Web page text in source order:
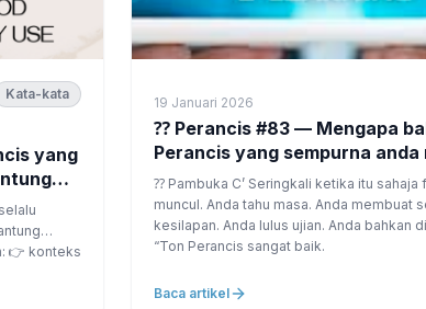
Kata-kata
yang
👉 konteks
19 Januari 2026
⁇ Perancis #83 — Mengapa bahasa
Perancis yang sempurna anda
terdengar salah
⁇ Pambuka C’ Seringkali ketika itu sahaja frustrasi
muncul. Anda tahu masa. Anda membuat
kesilapan. Anda lulus ujian. Anda bahkan
“Ton Perancis sangat baik.
Baca artikel